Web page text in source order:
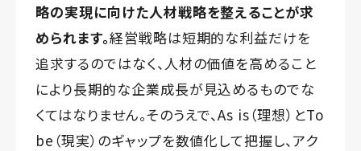
略の実現に向けた人材戦略を整えることが求
められます。経営戦略は短期的な利益だけを
追求するのではなく、人材の価値を高めること
により長期的な企業成長が見込めるものでな
くてはなりません。そのうえで、As is（理想）とTo
be（現実）のギャップを数値化して把握し、アク